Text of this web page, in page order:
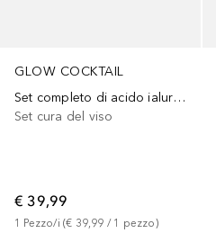
GLOW COCKTAIL
Set completo di acido ialuronico
Set cura del viso
€ 39,99
1 Pezzo/i (€ 39,99 / 1 pezzo)